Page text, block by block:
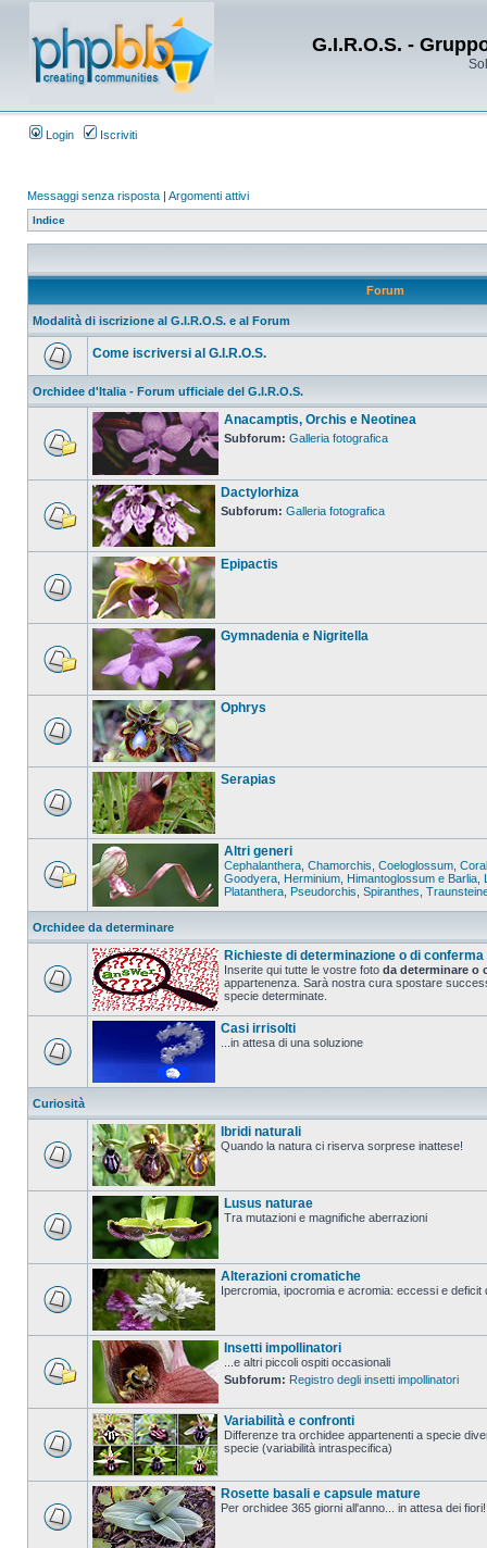
G.I.R.O.S. -
Login Iscriviti
Messaggi senza risposta | Argomenti attivi
Indice
Forum
Modalità di iscrizione al G.I.R.O.S. e al Forum
Come iscriversi al G.I.R.O.S.
Orchidee d'Italia - Forum ufficiale del G.I.R.O.S.
Anacamptis, Orchis e Neotinea
Subforum: Galleria fotografica
Dactylorhiza
Subforum: Galleria fotografica
Epipactis
Gymnadenia e Nigritella
Ophrys
Serapias
Altri generi
Cephalanthera Chamorchis Coeloglossum
Goodyera Herminium Himantoglossum e Barlia
Platanthera Pseudorchis Spiranthes
Orchidee da determinare
Richieste di determinazione o di conferma
Inserite qui tutte le vostre foto da determinare o
appartenenza. Sarà nostra cura spostare
specie determinate.
Casi irrisolti
...in attesa di una soluzione
Curiosità
Ibridi naturali
Quando la natura ci riserva sorprese inattese!
Lusus naturae
Tra mutazioni e magnifiche aberrazioni
Alterazioni cromatiche
Ipercromia, ipocromia e acromia: eccessi e deficit
Insetti impollinatori
...e altri piccoli ospiti occasionali
Subforum: Registro degli insetti impollinatori
Variabilità e confronti
Differenze tra orchidee appartenenti a specie
specie (variabilità intraspecifica)
Rosette basali e capsule mature
Per orchidee 365 giorni all'anno... in attesa dei fiori!